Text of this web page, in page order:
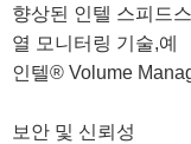
향상된 인텔 스피드
열 모니터링 기술,예
인텔® Volume
보안 및 신뢰성